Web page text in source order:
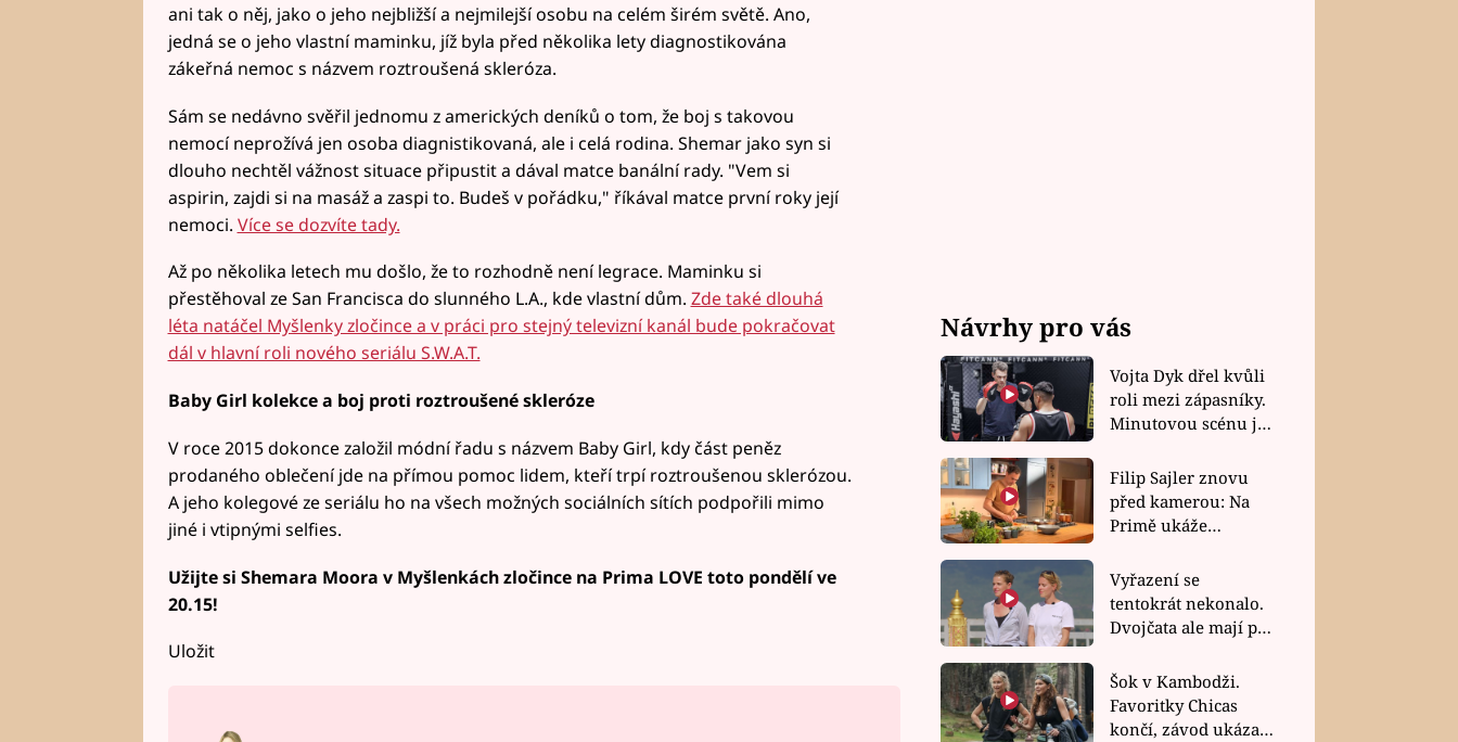
ani tak o něj, jako o jeho nejbližší a nejmilejší osobu na celém širém světě. Ano,
jedná se o jeho vlastní maminku, jíž byla před několika lety diagnostikována
zákeřná nemoc s názvem roztroušená skleróza.
Sám se nedávno svěřil jednomu z amerických deníků o tom, že boj s takovou
nemocí neprožívá jen osoba diagnistikovaná, ale i celá rodina. Shemar jako syn si
dlouho nechtěl vážnost situace připustit a dával matce banální rady. "Vem si
aspirin, zajdi si na masáž a zaspi to. Budeš v pořádku," říkával matce první roky její
nemoci. Více se dozvíte tady.
Až po několika letech mu došlo, že to rozhodně není legrace. Maminku si
přestěhoval ze San Francisca do slunného L.A., kde vlastní dům. Zde také dlouhá
léta natáčel Myšlenky zločince a v práci pro stejný televizní kanál bude pokračovat
dál v hlavní roli nového seriálu S.W.A.T.
Baby Girl kolekce a boj proti roztroušené skleróze
V roce 2015 dokonce založil módní řadu s názvem Baby Girl, kdy část peněz
prodaného oblečení jde na přímou pomoc lidem, kteří trpí roztroušenou sklerózou.
A jeho kolegové ze seriálu ho na všech možných sociálních sítích podpořili mimo
jiné i vtipnými selfies.
Užijte si Shemara Moora v Myšlenkách zločince na Prima LOVE toto pondělí ve
20.15!
Uložit
Návrhy pro vás
Vojta Dyk dřel kvůli
roli mezi zápasníky.
Minutovou scénu jel
Filip Sajler znovu
před kamerou: Na
Primě ukáže
rychlé recepty
Vyřazení se
tentokrát nekonalo.
Dvojčata ale mají po
závodu nůž na krku
Šok v Kambodži.
Favoritky Chicas
končí, závod ukázal